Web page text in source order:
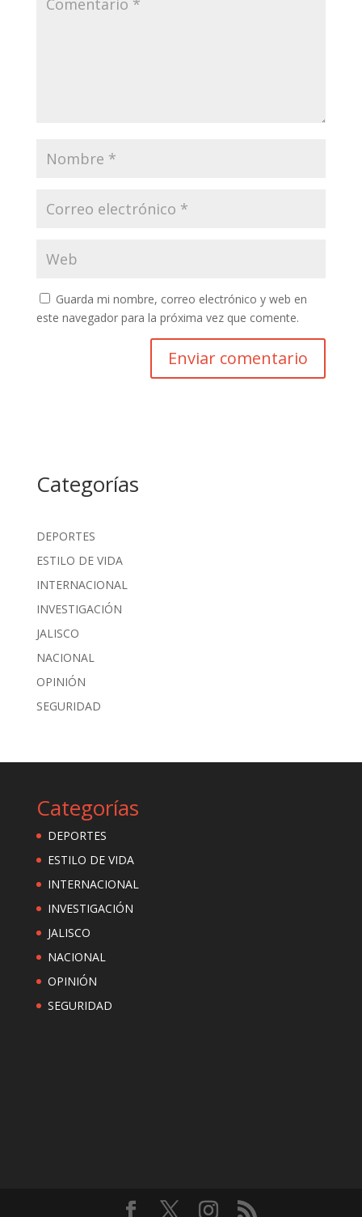
Guarda mi nombre, correo electrónico y web en
este navegador para la próxima vez que comente.
Categorías
DEPORTES
ESTILO DE VIDA
INTERNACIONAL
INVESTIGACIÓN
JALISCO
NACIONAL
OPINIÓN
SEGURIDAD
Categorías
DEPORTES
ESTILO DE VIDA
INTERNACIONAL
INVESTIGACIÓN
JALISCO
NACIONAL
OPINIÓN
SEGURIDAD